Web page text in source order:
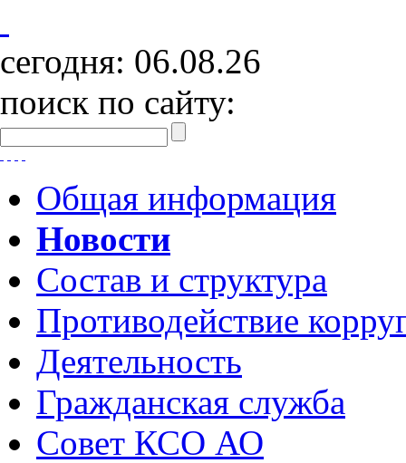
сегодня: 06.08.26
поиск по сайту:
Общая информация
Новости
Состав и структура
Противодействие
Деятельность
Гражданская служба
Совет КСО АО